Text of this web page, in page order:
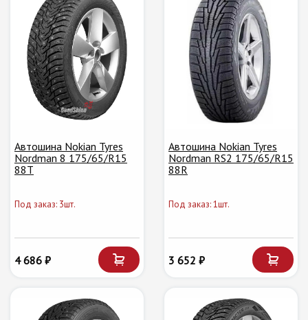
Автошина Nokian Tyres
Nordman 8 175/65/R15
88T
Под заказ: 3шт.
4 686 ₽
Автошина Nokian Tyres
Nordman RS2 175/65/R15
88R
Под заказ: 1шт.
3 652 ₽